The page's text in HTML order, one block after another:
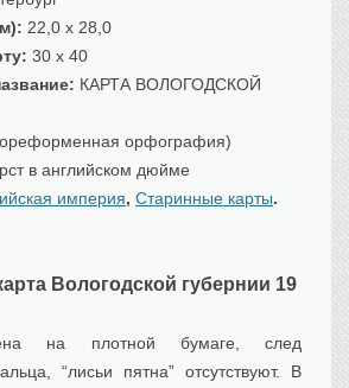
22,0 x 28,0
30 x 40
КАРТА ВОЛОГОДСКОЙ
орфография)
в английском дюйме
империя, Старинные карты.
Вологодской губернии 19
на плотной бумаге, след
“лисьи пятна” отсутствуют. В